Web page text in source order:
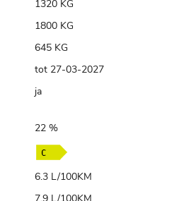
1320 KG
1800 KG
645 KG
tot 27-03-2027
ja
22 %
6.3 L/100KM